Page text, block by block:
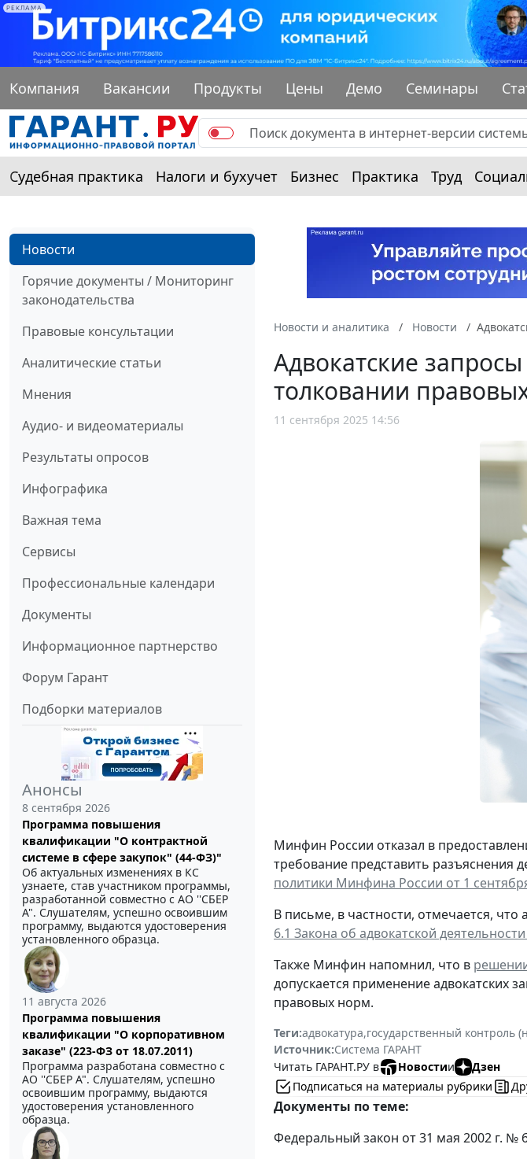
РЕКЛАМА
Компания Вакансии Продукты Цены Демо Семинары
Судебная практика Налоги и бухучет Бизнес Практика Труд
Новости
Горячие документы / Мониторинг
законодательства
Правовые консультации
Аналитические статьи
Мнения
Аудио- и видеоматериалы
Результаты опросов
Инфографика
Важная тема
Сервисы
Профессиональные календари
Документы
Информационное партнерство
Форум Гарант
Подборки материалов
Анонсы
8 сентября 2026
Программа повышения
квалификации "О контрактной
системе в сфере закупок" (44-ФЗ)"
Об актуальных изменениях в КС
узнаете, став участником программы,
разработанной совместно с АО ''СБЕР
А". Слушателям, успешно освоившим
программу, выдаются удостоверения
установленного образца.
11 августа 2026
Программа повышения
квалификации "О корпоративном
заказе" (223-ФЗ от 18.07.2011)
Программа разработана совместно с
АО ''СБЕР А". Слушателям, успешно
освоившим программу, выдаются
удостоверения установленного
образца.
Новости и аналитика Новости
Адвокатские
толковании
11 сентября 2025 14:56
Минфин России отказал в
требование представить разъяснения
политики Минфина России от 1
В письме, в частности, отмечается,
6.1 Закона об адвокатской
Также Минфин напомнил, что в
допускается применение адвокатских
правовых норм.
Теги:адвокатура,государственный контроль
Источник:Система ГАРАНТ
Читать ГАРАНТ.РУ в
Новостии
Дзен
Подписаться на материалы рубрики
Документы по теме:
Федеральный закон от 31 мая 2002 г. №